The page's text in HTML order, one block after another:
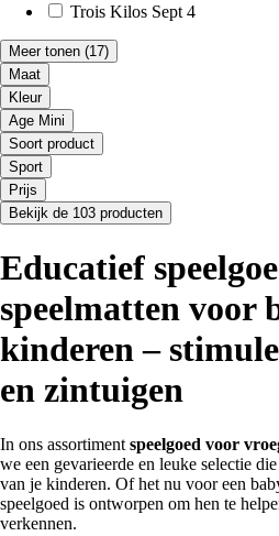
Trois Kilos Sept 4
Meer tonen (17)
Maat
Kleur
Age Mini
Soort product
Sport
Prijs
Bekijk de 103 producten
Educatief
speelmatten voor
kinderen –
en zintuigen
In ons assortiment speelgoed voor
we een gevarieerde en leuke selectie
van je kinderen. Of het nu voor een
speelgoed is ontworpen om hen te
verkennen.